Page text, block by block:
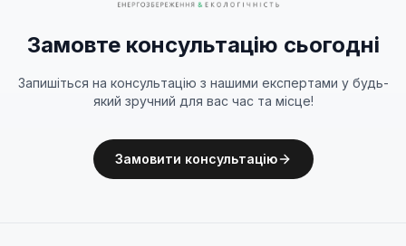
Замовте консультацію сьогодні
Запишіться на консультацію з нашими експертами у будь-
який зручний для вас час та місце!
Замовити консультацію